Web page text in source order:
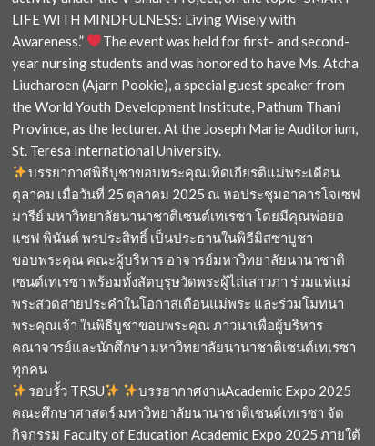
LIFE WITH MINDFULNESS: Living Wisely with
Awareness.”
The event was held for first- and second-
year nursing students and was honored to have Ms. Atcha
Liucharoen (Ajarn Pookie), a special guest speaker from
the World Youth Development Institute, Pathum Thani
Province, as the lecturer. At the Joseph Marie Auditorium,
St. Teresa International University.
บรรยากาศพิธีบูชาขอบพระคุณเทิดเกียรติแม่พระเดือน
ตุลาคม เมื่อวันที่ 25 ตุลาคม 2025 ณ หอประชุมอาคารโจเซฟ
มารีย์ มหาวิทยาลัยนานาชาติเซนต์เทเรซา โดยมีคุณพ่อยอ
แซฟ พินันต์ พรประสิทธิ์ เป็นประธานในพิธีมิสซาบูชา
ขอบพระคุณ คณะผู้บริหาร อาจารย์มหาวิทยาลัยนานาชาติ
เซนต์เทเรซา พร้อมทั้งสัตบุรุษวัดพระผู้ไถ่เสาวภา ร่วมแห่แม่
พระสวดสายประคำในโอกาสเดือนแม่พระ และร่วมโมทนา
พระคุณเจ้า ในพิธีบูชาขอบพระคุณ ภาวนาเพื่อผู้บริหาร
คณาจารย์และนักศึกษา มหาวิทยาลัยนานาชาติเซนต์เทเรซา
ทุกคน
รอบรั้ว TRSU
บรรยากาศงานAcademic Expo 2025
คณะศึกษาศาสตร์ มหาวิทยาลัยนานาชาติเซนต์เทเรซา จัด
กิจกรรม Faculty of Education Academic Expo 2025 ภายใต้